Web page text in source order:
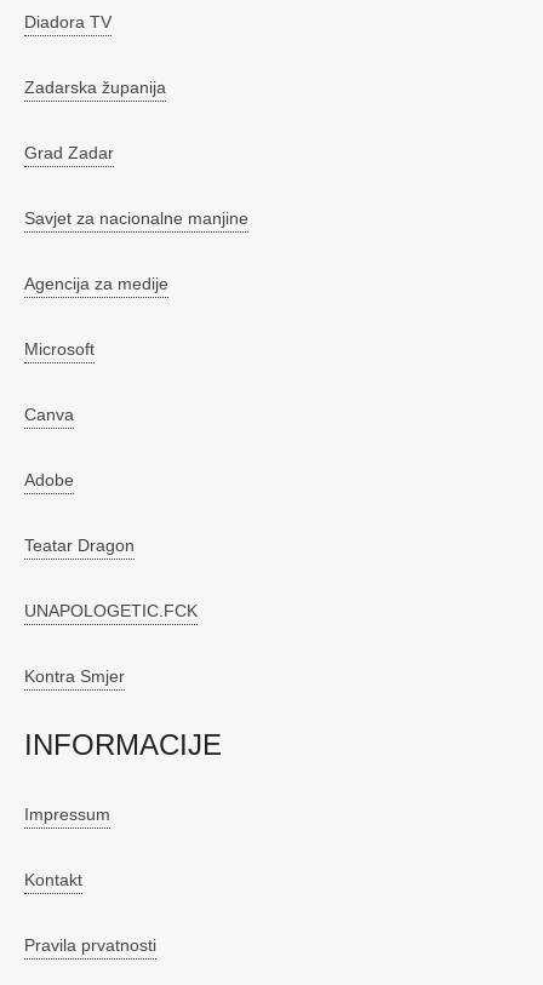
Diadora TV
Zadarska županija
Grad Zadar
Savjet za nacionalne manjine
Agencija za medije
Microsoft
Canva
Adobe
Teatar Dragon
UNAPOLOGETIC.FCK
Kontra Smjer
INFORMACIJE
Impressum
Kontakt
Pravila prvatnosti